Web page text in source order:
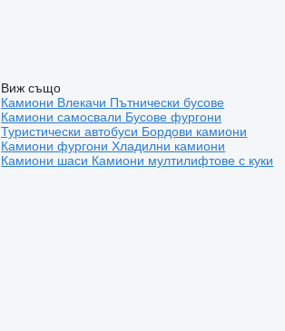
Виж също
Камиони Влекачи Пътнически бусове
Камиони самосвали Бусове фургони
Туристически автобуси Бордови камиони
Камиони фургониХладилни камиони
Камиони шаси Камиони мултилифтове с куки